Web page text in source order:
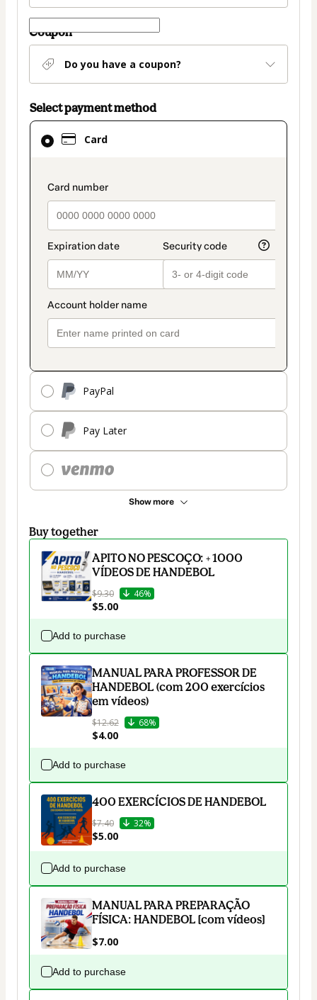
Coupon
Do you have a coupon?
Select payment method
Card
payment_data.section_title_v2
PayPal
Pay Later
Show more
Card
selected
method
Buy together
APITO NO PESCOÇO: + 1000
VÍDEOS DE HANDEBOL
$9.30 46%
$5.00
Add to purchase
MANUAL PARA PROFESSOR DE
HANDEBOL (com 200 exercícios
em vídeos)
$12.62 68%
$4.00
Add to purchase
400 EXERCÍCIOS DE HANDEBOL
$7.40 32%
$5.00
Add to purchase
MANUAL PARA PREPARAÇÃO
FÍSICA: HANDEBOL [com vídeos]
$7.00
Add to purchase